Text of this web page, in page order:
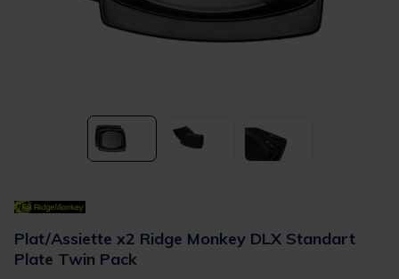
Plat/Assiette x2 Ridge Monkey DLX Standart
Plate Twin Pack